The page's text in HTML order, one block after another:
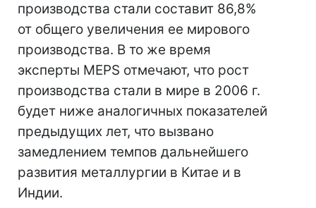
производства стали составит 86,8%
от общего увеличения ее мирового
производства. В то же время
эксперты MEPS отмечают, что рост
производства стали в мире в 2006 г.
будет ниже аналогичных показателей
предыдущих лет, что вызвано
замедлением темпов дальнейшего
развития металлургии в Китае и в
Индии.